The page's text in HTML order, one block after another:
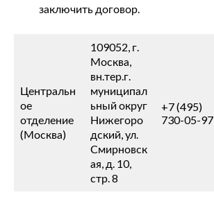
заключить договор.
Центральн
ое
отделение
(Москва)
109052, г.
Москва,
вн.тер.г.
муниципал
ьный округ
Нижегоро
дский, ул.
Смирновск
ая, д. 10,
стр. 8
+7 (495)
730-05-97